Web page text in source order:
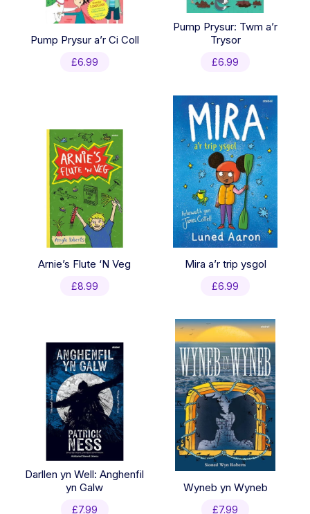
Pump Prysur a’r Ci Coll
£6.99
Pump Prysur: Twm a’r
Trysor
£6.99
Arnie’s Flute ‘N Veg
£8.99
Mira a’r trip ysgol
£6.99
Darllen yn Well: Anghenfil
yn Galw
£7.99
Wyneb yn Wyneb
£7.99